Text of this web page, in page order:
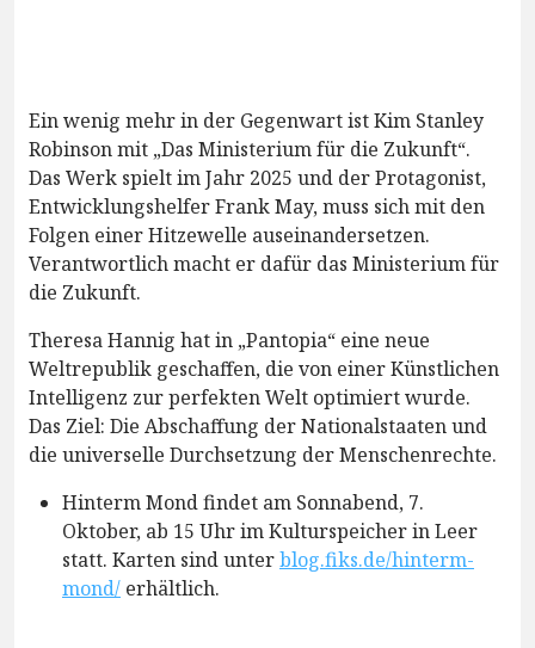
Ein wenig mehr in der Gegenwart ist Kim Stanley
Robinson mit „Das Ministerium für die Zukunft“.
Das Werk spielt im Jahr 2025 und der Protagonist,
Entwicklungshelfer Frank May, muss sich mit den
Folgen einer Hitzewelle auseinandersetzen.
Verantwortlich macht er dafür das Ministerium für
die Zukunft.
Theresa Hannig hat in „Pantopia“ eine neue
Weltrepublik geschaffen, die von einer Künstlichen
Intelligenz zur perfekten Welt optimiert wurde.
Das Ziel: Die Abschaffung der Nationalstaaten und
die universelle Durchsetzung der Menschenrechte.
Hinterm Mond findet am Sonnabend, 7.
Oktober, ab 15 Uhr im Kulturspeicher in Leer
statt. Karten sind unterblog.fiks.de/hinterm-
mond/ erhältlich.